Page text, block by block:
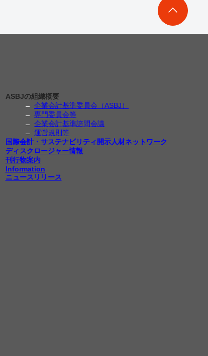
ASBJの組織概要
企業会計基準委員会（ASBJ）
専門委員会等
企業会計基準諮問会議
運営規則等
国際会計・サステナビリティ開示人材ネットワーク
ディスクロージャー情報
刊行物案内
Information
ニュースリリース